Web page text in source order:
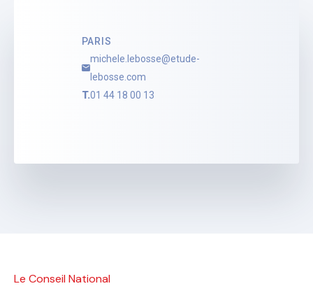
PARIS
michele.lebosse@etude-
lebosse.com
T.01 44 18 00 13
Le Conseil National